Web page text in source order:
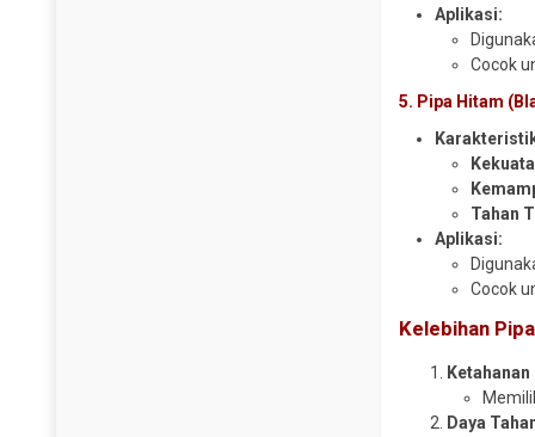
Aplikasi:
Cocok
5. Pipa Hitam
Tahan
Aplikasi:
Cocok
Kelebihan
Daya